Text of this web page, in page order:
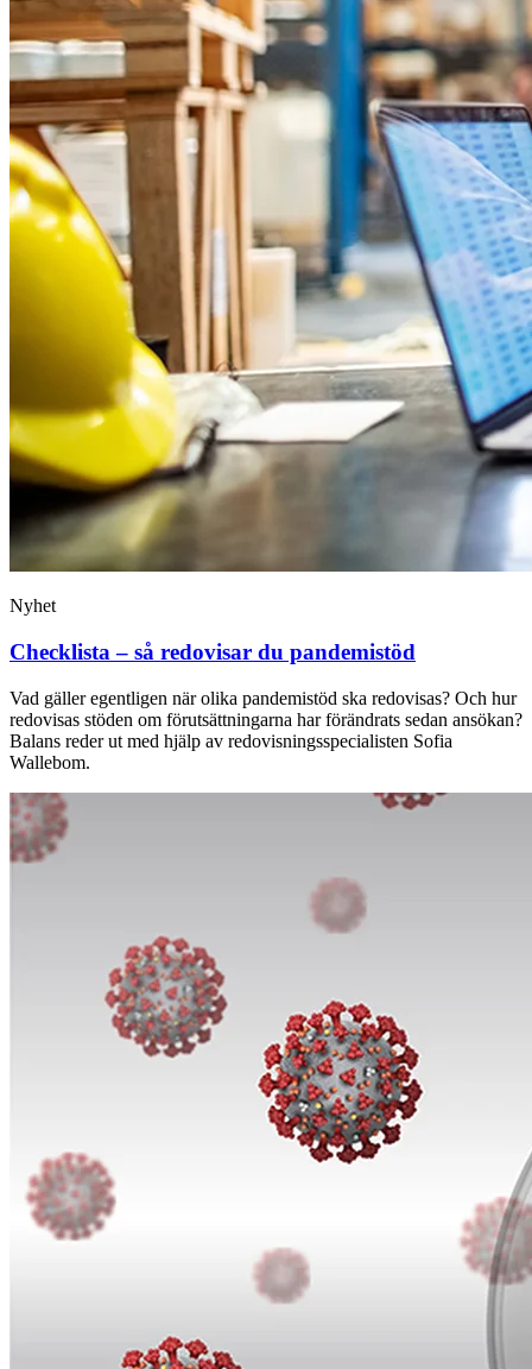
Nyhet
Checklista – så redovisar du pandemistöd
Vad gäller egentligen när olika pandemistöd ska redovisas? Och hur
redovisas stöden om förutsättningarna har förändrats sedan ansökan?
Balans reder ut med hjälp av redovisningsspecialisten Sofia
Wallebom.